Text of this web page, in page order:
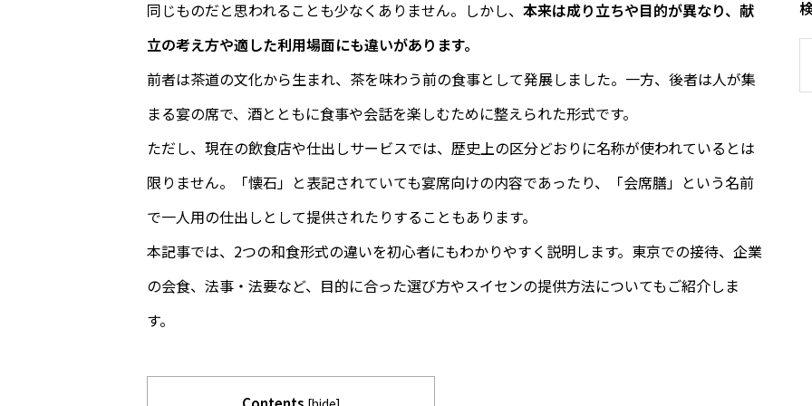
同じものだと思われることも少なくありません。しかし、 本来は成り立ちや目的が異なり、献
立の考え方や適した利用場面にも違いがあります。
前者は茶道の文化から生まれ、茶を味わう前の食事として発展しました。一方、後者は人が集
まる宴の席で、酒とともに食事や会話を楽しむために整えられた形式です。
ただし、現在の飲食店や仕出しサービスでは、歴史上の区分どおりに名称が使われているとは
限りません。「懐石」と表記されていても宴席向けの内容であったり、「会席膳」という名前
で一人用の仕出しとして提供されたりすることもあります。
本記事では、2つの和食形式の違いを初心者にもわかりやすく説明します。東京での接待、企業
の会食、法事・法要など、目的に合った選び方やスイセンの提供方法についてもご紹介しま
す。